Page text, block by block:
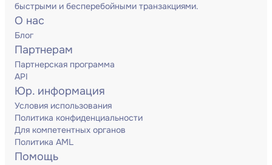
быстрыми и бесперебойными транзакциями.
О нас
Блог
Партнерам
Партнерская программа
API
Юр. информация
Условия использования
Политика конфиденциальности
Для компетентных органов
Политика AML
Помощь